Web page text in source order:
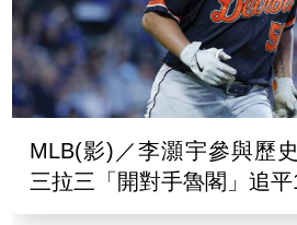
MLB(影)／李灝宇參與歷
三拉三「開對手魯閣」追